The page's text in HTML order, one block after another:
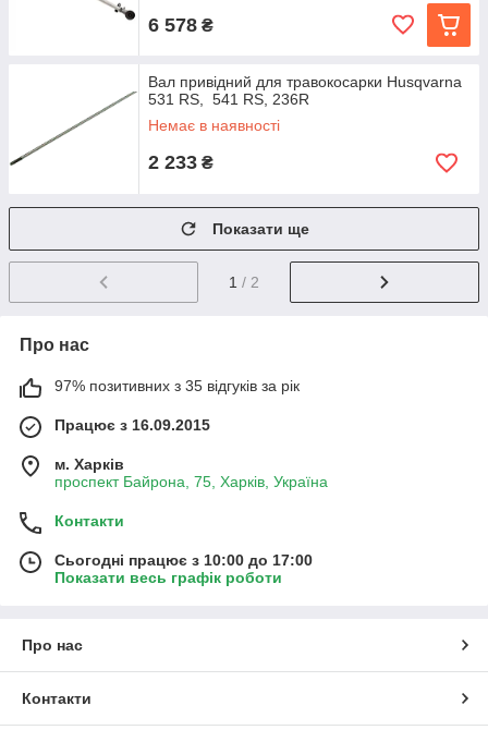
6 578 ₴
Вал привідний для травокосарки Husqvarna
531 RS, 541 RS, 236R
Немає в наявності
2 233 ₴
Показати ще
1 / 2
Про нас
97% позитивних з 35 відгуків за рік
Працює з 16.09.2015
м. Харків
проспект Байрона, 75, Харків, Україна
Контакти
Сьогодні працює з 10:00 до 17:00
Показати весь графік роботи
Про нас
Контакти